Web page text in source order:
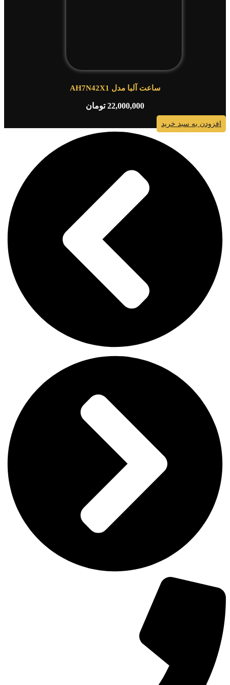
ساعت آلبا مدل AH7N42X1
22,000,000 تومان
افزودن به سبد خرید